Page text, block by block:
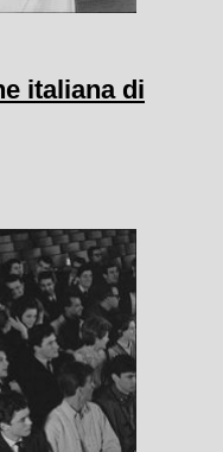
italiana di